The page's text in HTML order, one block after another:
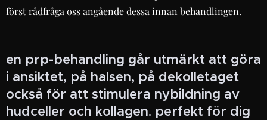
först rådfråga oss angående dessa innan behandlingen.
en prp-behandling går utmärkt att göra
i ansiktet, på halsen, på dekolletaget
också för att stimulera nybildning av
hudceller och kollagen. perfekt för dig